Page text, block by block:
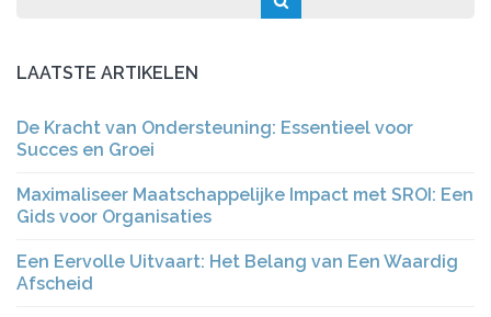
LAATSTE ARTIKELEN
De Kracht van Ondersteuning: Essentieel voor
Succes en Groei
Maximaliseer Maatschappelijke Impact met SROI: Een
Gids voor Organisaties
Een Eervolle Uitvaart: Het Belang van Een Waardig
Afscheid